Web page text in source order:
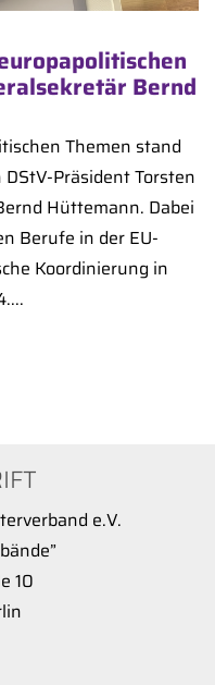
Bernd
Themen stand
Präsident Torsten
Hüttemann. Dabei
Berufe in der EU-
Koordinierung in
e.V.
10